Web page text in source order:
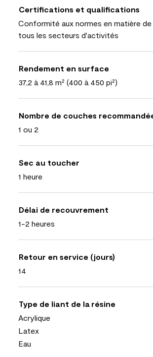
Certifications et qualifications
Conformité aux normes en matière de
tous les secteurs d'activités
Rendement en surface
37,2 à 41,8 m² (400 à 450 pi²)
Nombre de couches
1 ou 2
Sec au toucher
1 heure
Délai de recouvrement
1-2 heures
Retour en service (jours)
14
Type de liant de la résine
Acrylique
Latex
Eau